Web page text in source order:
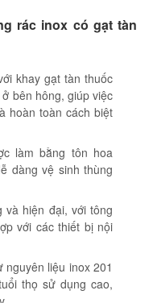
rác inox có gạt tàn
khay gạt tàn thuốc
bên hông, giúp việc
hoàn toàn cách biệt
làm bằng tôn hoa
dàng vệ sinh thùng
và hiện đại, với tông
với các thiết bị nội
liệu inox 201
thọ sử dụng cao,